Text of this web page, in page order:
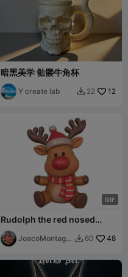
暗黑美学 骷髅牛角杯
Y create lab  22 12
GIF
Rudolph the red nosed
reindeer - Christmas
JoacoMontagn
 60 48